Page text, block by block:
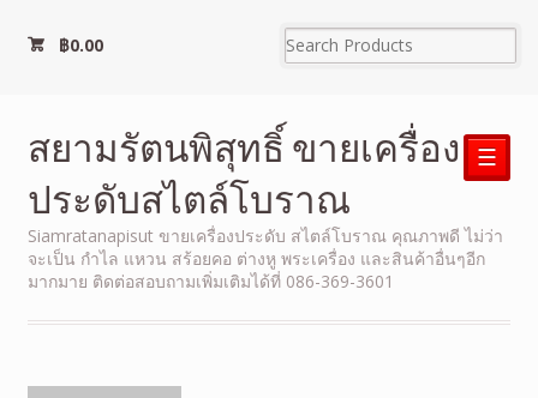
฿0.00
สยามรัตนพิสุทธิ์ ขายเครื่อง
ประดับสไตล์โบราณ
Siamratanapisut ขายเครื่องประดับ สไตล์โบราณ คุณภาพดี ไม่ว่า
จะเป็น กำไล แหวน สร้อยคอ ต่างหู พระเครื่อง และสินค้าอื่นๆอีก
มากมาย ติดต่อสอบถามเพิ่มเติมได้ที่ 086-369-3601
☰